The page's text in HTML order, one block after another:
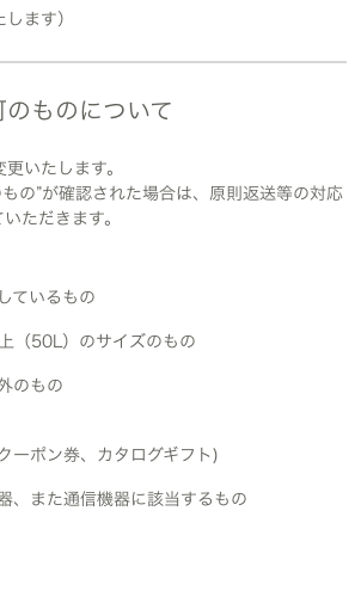
ます）
ものについて
いたします。
の”が確認された場合は、原則返送等の対応
ただきます。
ているもの
50L）のサイズのもの
のもの
ーポン券、カタログギフト)
、また通信機器に該当するもの